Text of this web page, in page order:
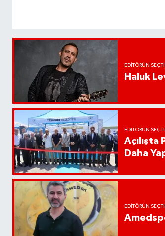
EDITÖRÜN
Haluk
EDITÖRÜN
Açılışta
Daha
EDITÖRÜN